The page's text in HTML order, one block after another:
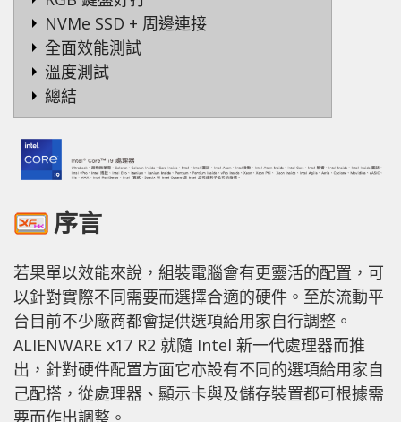
NVMe SSD + 周邊連接
全面效能測試
溫度測試
總結
序言
若果單以效能來說，組裝電腦會有更靈活的配置，可
以針對實際不同需要而選擇合適的硬件。至於流動平
台目前不少廠商都會提供選項給用家自行調整。
ALIENWARE x17 R2 就隨 Intel 新一代處理器而推
出，針對硬件配置方面它亦設有不同的選項給用家自
己配搭，從處理器、顯示卡與及儲存裝置都可根據需